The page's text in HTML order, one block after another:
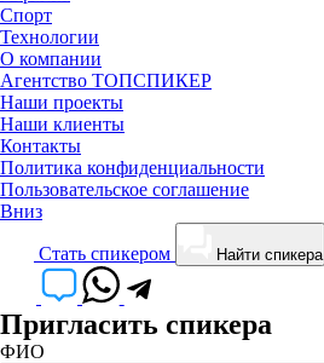
Спорт
Технологии
О компании
Агентство ТОПСПИКЕР
Наши проекты
Наши клиенты
Контакты
Политика конфиденциальности
Пользовательское соглашение
Вниз
Cтать спикером Найти спикера
Пригласить спикера
ФИО